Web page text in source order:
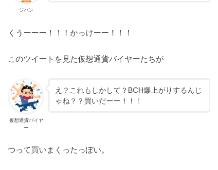
ジハン
くうーーー！！！かっけーー！！！
このツイートを見た仮想通貨バイヤーたちが
仮想通貨バイヤ
ー
え？これもしかして？BCH爆上がりするんじ
ゃね？？買いだーー！！！
つって買いまくったっぽい。